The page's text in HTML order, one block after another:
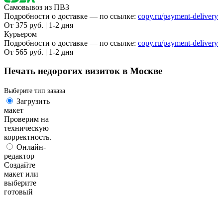
Самовывоз из ПВЗ
Подробности о доставке — по ссылке: copy.ru/payment-delivery
От 375 руб. | 1-2 дня
Курьером
Подробности о доставке — по ссылке: copy.ru/payment-delivery
От 565 руб. | 1-2 дня
Печать недорогих визиток в Москве
Выберите тип заказа
Загрузить
макет
Проверим на
техническую
корректность.
Онлайн-
редактор
Создайте
макет или
выберите
готовый